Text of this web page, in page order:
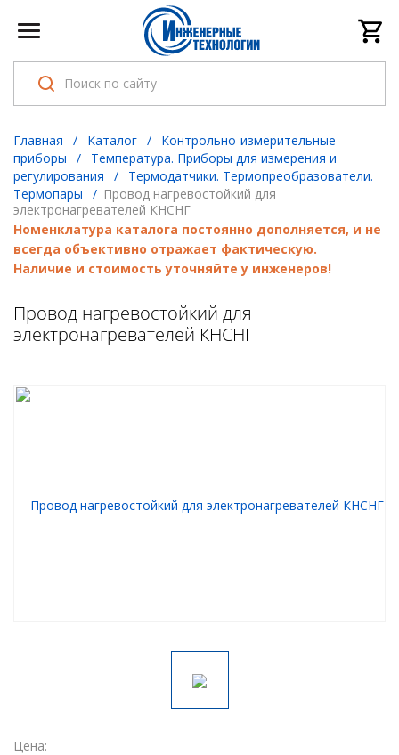
Главная / Каталог /
Контрольно-измерительные
приборы
/
Температура. Приборы для измерения и
регулирования
/
Термодатчики. Термопреобразователи.
Термопары
/ Провод нагревостойкий для
электронагревателей КНСНГ
Номенклатура каталога постоянно дополняется, и не
всегда объективно отражает фактическую.
Наличие и стоимость уточняйте у инженеров!
Провод нагревостойкий для
электронагревателей КНСНГ
Цена: